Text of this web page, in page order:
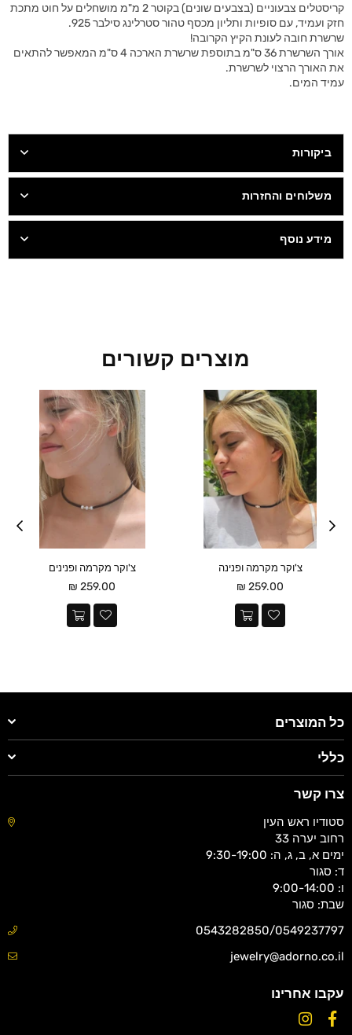
קריסטלים צבעוניים (בצבעים שונים) בקוטר 2 מ"מ מושחלים על חוט מתכת
חזק ועמיד, עם סופיות ותליון מכסף טהור סטרלינג סילבר 925.
שרשרת חובה לעונת הקיץ הקרובה!
אורך השרשרת 36 ס"מ בתוספת שרשרת הארכה 4 ס"מ המאפשר להתאים
את האורך הרצוי לשרשרת.
עמיד המים.
ביקורות
משלוחים והחזרות
מידע נוסף
מוצרים קשורים
צ'וקר מקרמה ופנינה
מחיר
259.00 ₪
צ'וקר מקרמה ופנינים
מחיר
259.00 ₪
כל המוצרים
כללי
צרו קשר
סטודיו ראש העין
רחוב יערה 33
ימים א, ב, ג, ה: 9:30-19:00
ד: סגור
ו: 9:00-14:00
שבת: סגור
0543282850/0549237797
jewelry@adorno.co.il
עקבו אחרינו
Facebook
Instagram